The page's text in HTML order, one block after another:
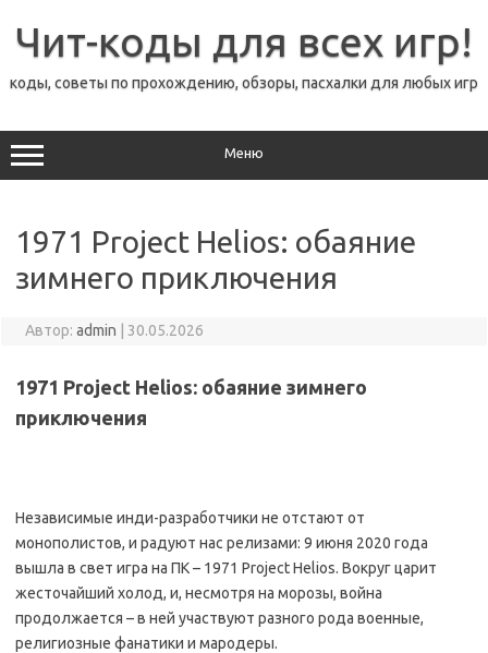
содержимому
Чит-коды для всех игр!
коды, советы по прохождению, обзоры, пасхалки для любых игр
Меню
1971 Project Helios: обаяние
зимнего приключения
Автор: admin 30.05.2026
1971 Project Helios: обаяние зимнего
приключения
Независимые инди-разработчики не отстают от
монополистов, и радуют нас релизами: 9 июня 2020 года
вышла в свет игра на ПК – 1971 Project Helios. Вокруг царит
жесточайший холод, и, несмотря на морозы, война
продолжается – в ней участвуют разного рода военные,
религиозные фанатики и мародеры.